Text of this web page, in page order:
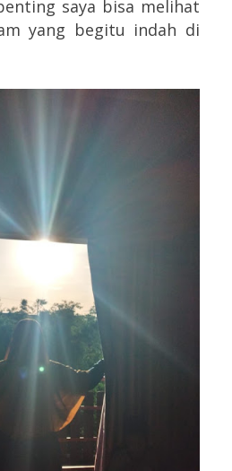
saya bisa melihat
yang begitu indah di